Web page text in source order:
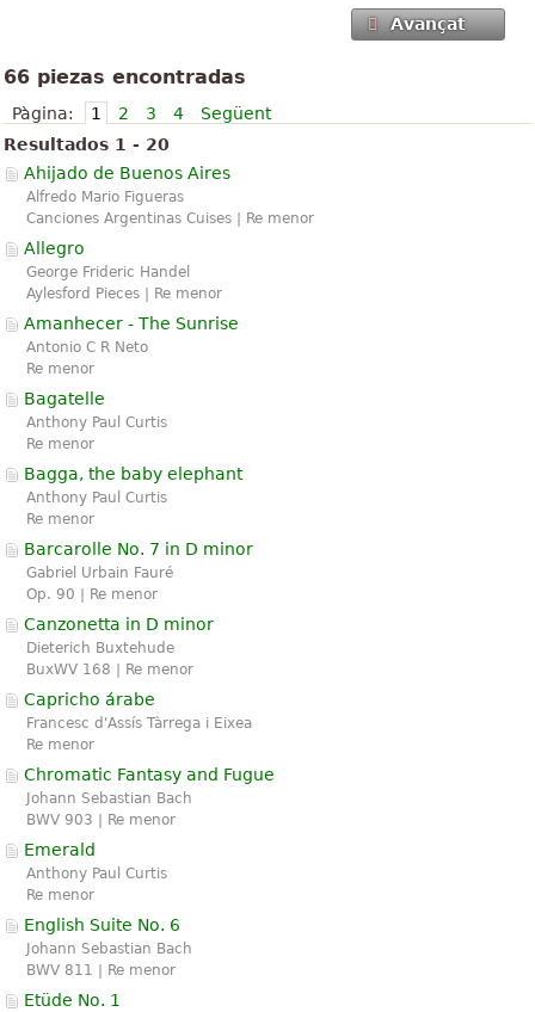
Avançat
66 piezas encontradas
Pàgina: 1 2 3 4
Següent
Resultados 1 - 20
Ahijado de Buenos Aires
Alfredo Mario Figueras
Canciones Argentinas Cuises | Re menor
Allegro
George Frideric Handel
Aylesford Pieces | Re menor
Amanhecer - The Sunrise
Antonio C R Neto
Re menor
Bagatelle
Anthony Paul Curtis
Re menor
Bagga, the baby elephant
Anthony Paul Curtis
Re menor
Barcarolle No. 7 in D minor
Gabriel Urbain Fauré
Op. 90 | Re menor
Canzonetta in D minor
Dieterich Buxtehude
BuxWV 168 | Re menor
Capricho árabe
Francesc d'Assís Tàrrega i Eixea
Re menor
Chromatic Fantasy and Fugue
Johann Sebastian Bach
BWV 903 | Re menor
Emerald
Anthony Paul Curtis
Re menor
English Suite No. 6
Johann Sebastian Bach
BWV 811 | Re menor
Etüde No. 1